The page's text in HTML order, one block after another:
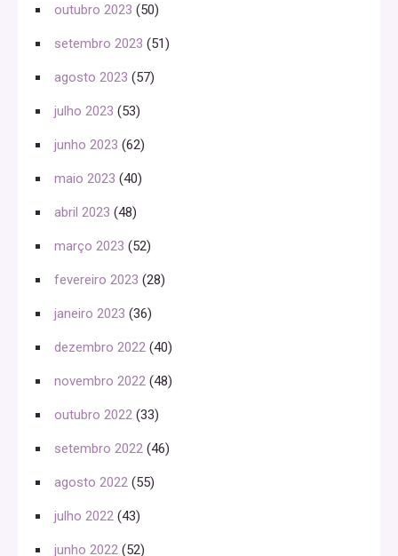
outubro 2023 (50)
setembro 2023 (51)
agosto 2023 (57)
julho 2023 (53)
junho 2023 (62)
maio 2023 (40)
abril 2023 (48)
março 2023 (52)
fevereiro 2023 (28)
janeiro 2023 (36)
dezembro 2022 (40)
novembro 2022 (48)
outubro 2022 (33)
setembro 2022 (46)
agosto 2022 (55)
julho 2022 (43)
junho 2022 (52)